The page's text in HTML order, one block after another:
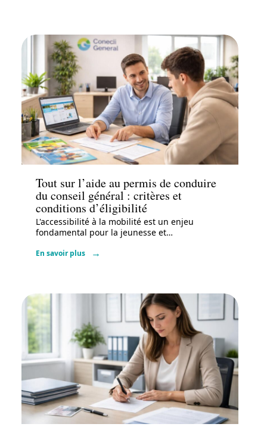
Actu
Tout sur l’aide au permis de conduire
du conseil général : critères et
conditions d’éligibilité
L'accessibilité à la mobilité est un enjeu
fondamental pour la jeunesse et…
En savoir plus
Actu